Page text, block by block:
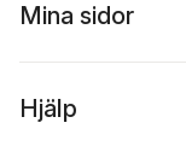
Mina sidor
Hjälp